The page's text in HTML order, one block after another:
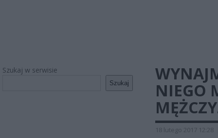
Szukaj w serwisie
Szukaj
NIEGO
18 lutego 2017 12:28